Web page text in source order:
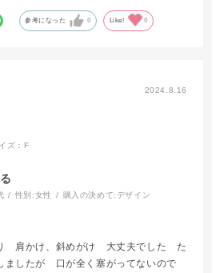
参考になった 0 Like! 0
2024.8.16
ズ：F
性別:女性 購入の決めて: デザイン
肩かけ、斜めがけ 大丈夫でした た
ましたが 口が全く塞がってないので